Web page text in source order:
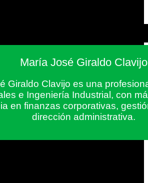
María José Giraldo Clavijo
Giraldo Clavijo es una
e Ingeniería Industrial, con
en finanzas corporativas,
dirección administrativa.